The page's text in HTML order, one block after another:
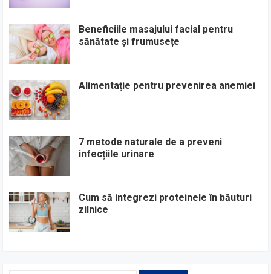
Beneficiile masajului facial pentru
sănătate și frumusețe
Alimentație pentru prevenirea anemiei
7 metode naturale de a preveni
infecțiile urinare
Cum să integrezi proteinele în băuturi
zilnice